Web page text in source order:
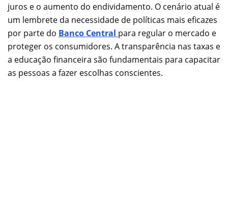
juros e o aumento do endividamento. O cenário atual é
um lembrete da necessidade de políticas mais eficazes
por parte do Banco Central para regular o mercado e
proteger os consumidores. A transparência nas taxas e
a educação financeira são fundamentais para capacitar
as pessoas a fazer escolhas conscientes.